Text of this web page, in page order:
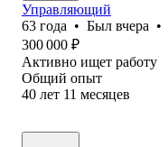
Управляющий
63 года • Был вчера •
300 000 ₽
Активно ищет работу
Общий опыт
40 лет 11 месяцев